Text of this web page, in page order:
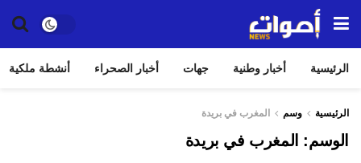
الرئيسية أخبار وطنية جهات أخبار الصحراء أنشطة ملكية
الرئيسية وسم المغرب في بريدة
الوسم: المغرب في بريدة